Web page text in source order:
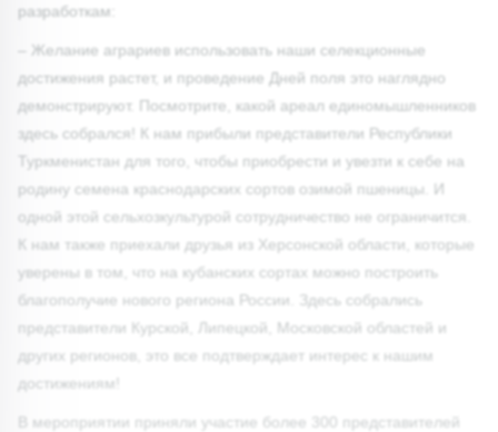
разработкам:
– Желание аграриев использовать наши селекционные
достижения растет, и проведение Дней поля это наглядно
демонстрируют. Посмотрите, какой ареал единомышленников
здесь собрался! К нам прибыли представители Республики
Туркменистан для того, чтобы приобрести и увезти к себе на
родину семена краснодарских сортов озимой пшеницы. И
одной этой сельхозкультурой сотрудничество не ограничится.
К нам также приехали друзья из Херсонской области, которые
уверены в том, что на кубанских сортах можно построить
благополучие нового региона России. Здесь собрались
представители Курской, Липецкой, Московской областей и
других регионов, это все подтверждает интерес к нашим
достижениям!
В мероприятии приняли участие более 300 представителей